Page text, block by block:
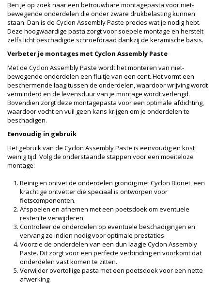
Ben je op zoek naar een betrouwbare montagepasta voor niet-
bewegende onderdelen die onder zware drukbelasting kunnen
staan. Dan is de Cyclon Assembly Paste precies wat je nodig hebt.
Deze hoogwaardige pasta zorgt voor soepele montage en herstelt
zelfs licht beschadigde schroefdraad dankzij de keramische basis.
Verbeter je montages met Cyclon Assembly Paste
Met de Cyclon Assembly Paste wordt het monteren van niet-
bewegende onderdelen een fluitje van een cent. Het vormt een
beschermende laag tussen de onderdelen, waardoor wrijving wordt
verminderd en de levensduur van je montage wordt verlengd.
Bovendien zorgt deze montagepasta voor een optimale afdichting,
waardoor vocht en vuil geen kans krijgen om je onderdelen te
beschadigen.
Eenvoudig in gebruik
Het gebruik van de Cyclon Assembly Paste is eenvoudig en kost
weinig tijd. Volg de onderstaande stappen voor een moeiteloze
montage:
Reinig en ontvet de onderdelen grondig met Cyclon Bionet, een
krachtige ontvetter die speciaal is ontworpen voor
fietscomponenten.
Afspoelen en afnemen met een poetsdoek om eventuele
resten te verwijderen.
Controleer de onderdelen op eventuele beschadigingen en
vervang ze indien nodig voor optimale prestaties.
Voorzie de onderdelen van een dun laagje Cyclon Assembly
Paste. Dit zorgt voor een perfecte verbinding en voorkomt dat
onderdelen vast komen te zitten.
Verwijder overtollige pasta met een poetsdoek voor een nette
afwerking.